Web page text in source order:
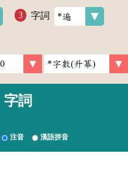
字詞
字詞
注音 漢語拼音